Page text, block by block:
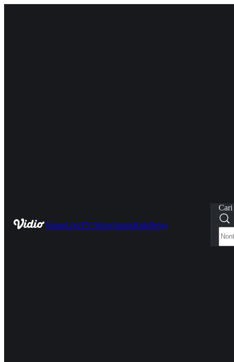
HomeLiveTV ShowSportsKidsNews
Cari